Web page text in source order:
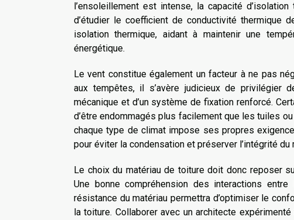
l’ensoleillement est intense, la capacité
d’étudier le coefficient de conductivité thermique
isolation thermique, aidant à maintenir une
énergétique.
Le vent constitue également un facteur à ne pas
aux tempêtes, il s’avère judicieux de privilégier
mécanique et d’un système de fixation renforcé.
d’être endommagés plus facilement que les tuiles
chaque type de climat impose ses propres
pour éviter la condensation et préserver l’intégrité du
Le choix du matériau de toiture doit donc reposer
Une bonne compréhension des interactions
résistance du matériau permettra d’optimiser le
la toiture. Collaborer avec un architecte